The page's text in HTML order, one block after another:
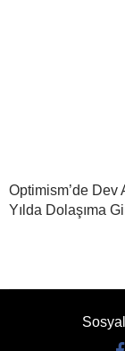
Optimism’de Dev
Yılda Dolaşıma